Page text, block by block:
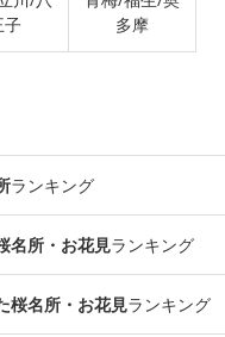
子
多摩
ランキング
名所・お花見ランキング
桜名所・お花見ランキング